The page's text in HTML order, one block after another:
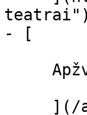
teatrai")
- [